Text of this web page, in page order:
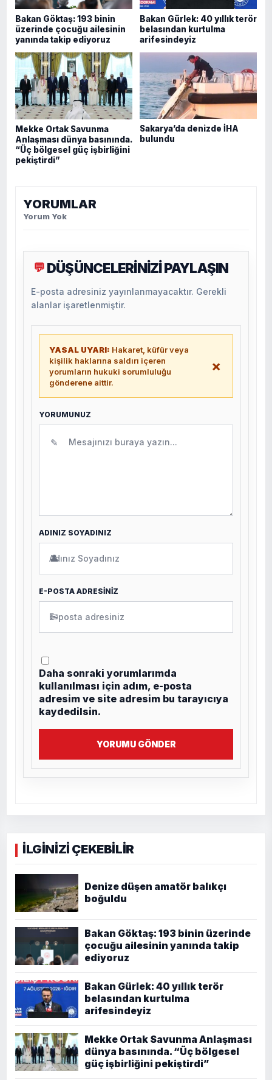
Bakan Göktaş: 193 binin
üzerinde çocuğu ailesinin
yanında takip ediyoruz
Bakan Gürlek: 40 yıllık terör
belasından kurtulma
arifesindeyiz
Mekke Ortak Savunma
Anlaşması dünya basınında.
“Üç bölgesel güç işbirliğini
pekiştirdi”
Sakarya’da denizde İHA
bulundu
YORUMLAR
Yorum Yok
💬 DÜŞÜNCELERİNİZİ PAYLAŞIN
E-posta adresiniz yayınlanmayacaktır. Gerekli
alanlar işaretlenmiştir.
YASAL UYARI: Hakaret, küfür veya
kişilik haklarına saldırı içeren
yorumların hukuki sorumluluğu
gönderene aittir.
×
YORUMUNUZ
✎
ADINIZ SOYADINIZ
👤
E-POSTA ADRESİNİZ
✉
Daha sonraki yorumlarımda
kullanılması için adım, e-posta
adresim ve site adresim bu tarayıcıya
kaydedilsin.
YORUMU GÖNDER
İLGİNİZİ ÇEKEBİLİR
Denize düşen amatör balıkçı
boğuldu
Bakan Göktaş: 193 binin üzerinde
çocuğu ailesinin yanında takip
ediyoruz
Bakan Gürlek: 40 yıllık terör
belasından kurtulma
arifesindeyiz
Mekke Ortak Savunma Anlaşması
dünya basınında. “Üç bölgesel
güç işbirliğini pekiştirdi”